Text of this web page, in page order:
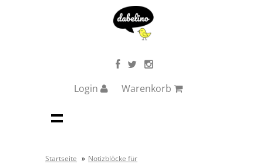
Login Warenkorb
Startseite » Notizblöcke für